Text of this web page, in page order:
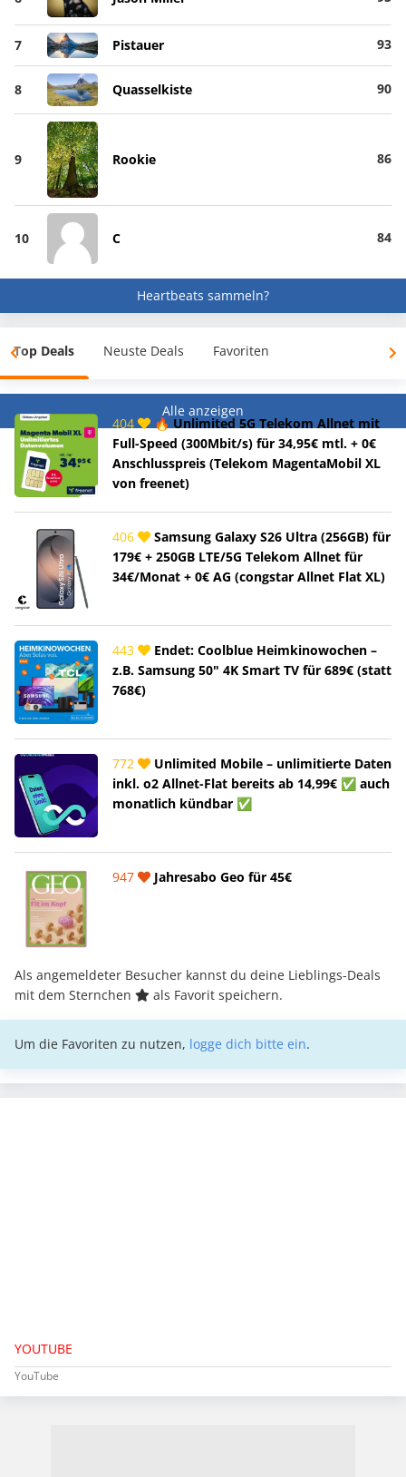
7 Pistauer 93
8 Quasselkiste 90
9 Rookie 86
10 C 84
Heartbeats sammeln?
Top Deals Neuste Deals Favoriten
Alle anzeigen
404
🔥 Unlimited 5G Telekom Allnet mit
Full-Speed (300Mbit/s) für 34,95€ mtl. + 0€
Anschlusspreis (Telekom MagentaMobil XL
von freenet)
406
Samsung Galaxy S26 Ultra (256GB) für
179€ + 250GB LTE/5G Telekom Allnet für
34€/Monat + 0€ AG (congstar Allnet Flat XL)
443
Endet: Coolblue Heimkinowochen –
z.B. Samsung 50" 4K Smart TV für 689€ (statt
768€)
772
Unlimited Mobile – unlimitierte Daten
inkl. o2 Allnet-Flat bereits ab 14,99€ ✅ auch
monatlich kündbar ✅
947 Jahresabo Geo für 45€
Als angemeldeter Besucher kannst du deine Lieblings-Deals
mit dem Sternchen
als Favorit speichern.
Um die Favoriten zu nutzen, logge dich bitte ein.
YOUTUBE
YouTube